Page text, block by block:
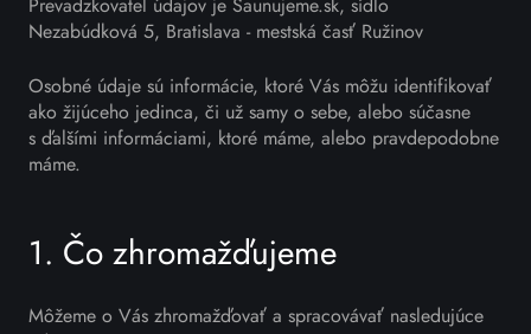
Prevadzkovatel údajov je Saunujeme.sk, sídlo
Nezabúdková 5, Bratislava - mestská časť Ružinov
Osobné údaje sú informácie, ktoré Vás môžu identifikovať
ako žijúceho jedinca, či už samy o sebe, alebo súčasne
s ďalšími informáciami, ktoré máme, alebo pravdepodobne
máme.
1. Čo zhromažďujeme
Môžeme o Vás zhromažďovať a spracovávať nasledujúce